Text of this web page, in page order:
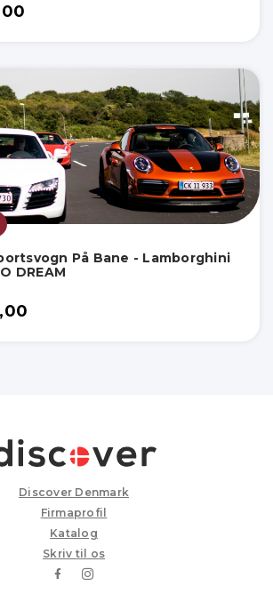
På Bane - Lamborghini
DREAM
Discover Denmark
Firmaprofil
Katalog
Skriv til os